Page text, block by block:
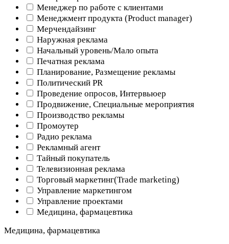
Менеджер по работе с клиентами
Менеджмент продукта (Product manager)
Мерчендайзинг
Наружная реклама
Начальный уровень/Мало опыта
Печатная реклама
Планирование, Размещение рекламы
Политический PR
Проведение опросов, Интервьюер
Продвижение, Специальные мероприятия
Производство рекламы
Промоутер
Радио реклама
Рекламный агент
Тайный покупатель
Телевизионная реклама
Торговый маркетинг(Trade marketing)
Управление маркетингом
Управление проектами
Медицина, фармацевтика
Медицина, фармацевтика